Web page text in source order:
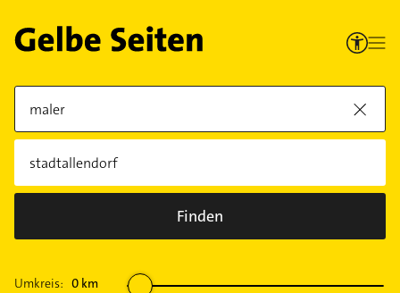
Finden
Umkreis: 0 km